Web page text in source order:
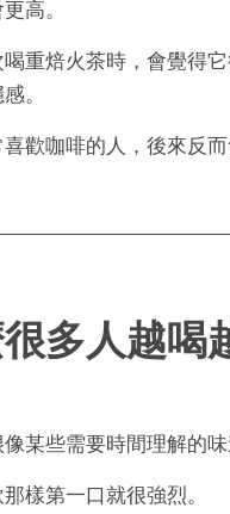
高。
重焙火茶時，會覺得
。
喜歡咖啡的人，後來反
多人越喝
某些需要時間理解的味
樣第一口就很強烈。